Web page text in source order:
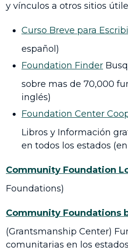
y vínculos a otros sitios
Curso Breve para
español)
Foundation Finder
sobre mas de 70,000
inglés)
Foundation Center
Libros y Información
en todos los estados
Community Foundation
Foundations)
Community Foundations
(Grantsmanship Center)
comunitarias en los